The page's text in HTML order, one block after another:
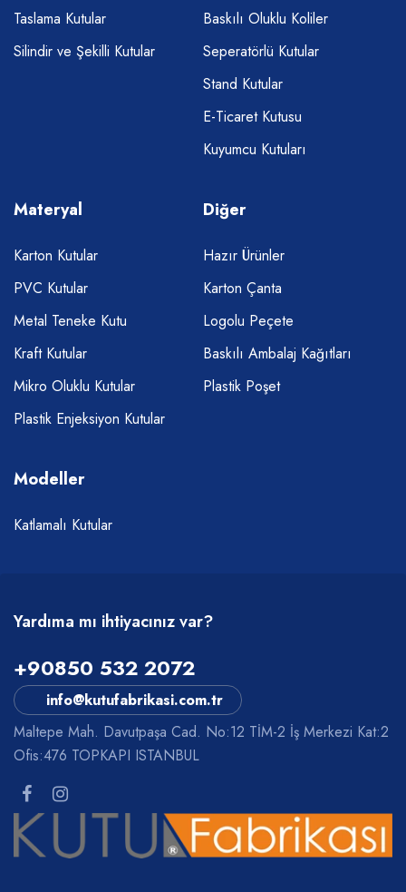
Taslama Kutular
Silindir ve Şekilli Kutular
Baskılı Oluklu Koliler
Seperatörlü Kutular
Stand Kutular
E-Ticaret Kutusu
Kuyumcu Kutuları
Materyal
Karton Kutular
PVC Kutular
Metal Teneke Kutu
Kraft Kutular
Mikro Oluklu Kutular
Plastik Enjeksiyon Kutular
Diğer
Hazır Ürünler
Karton Çanta
Logolu Peçete
Baskılı Ambalaj Kağıtları
Plastik Poşet
Modeller
Katlamalı Kutular
Yardıma mı ihtiyacınız var?
+90850 532 2072
info@kutufabrikasi.com.tr
Maltepe Mah. Davutpaşa Cad. No:12 TİM-2 İş Merkezi Kat:2
Ofis:476 TOPKAPI ISTANBUL